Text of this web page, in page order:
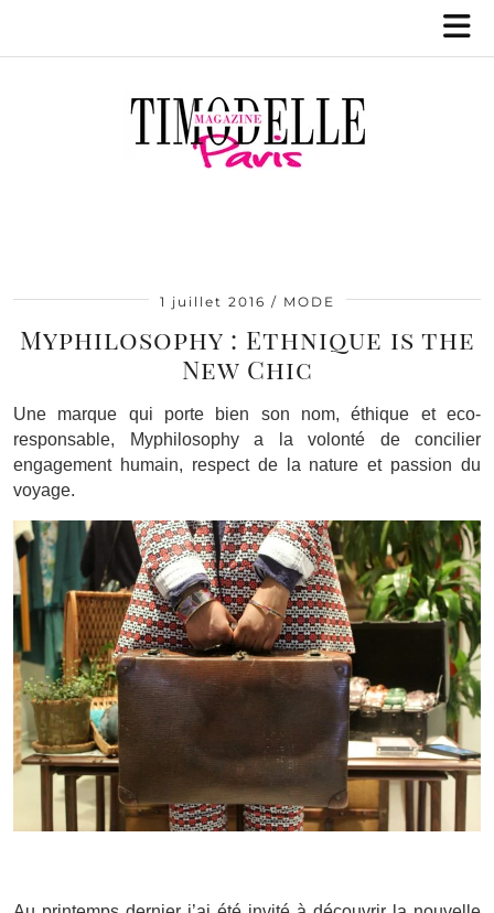
1 juillet 2016 MODE
Myphilosophy : Ethnique is the
New Chic
Une marque qui porte bien son nom, éthique et eco-
responsable, Myphilosophy a la volonté de concilier
engagement humain, respect de la nature et passion du
voyage.